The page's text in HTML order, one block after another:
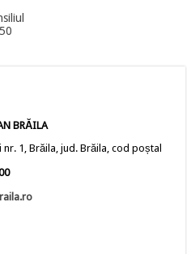
BRĂILA
1, Brăila, jud. Brăila, cod poștal